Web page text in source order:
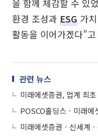
을 함께 체감할 수 있
환경 조성과 ESG 가
활동을 이어가겠다”
관련 뉴스
미래에셋증권, 업계 최
POSCO홀딩스ㆍ미래에
미래에셋증권ㆍ신세계